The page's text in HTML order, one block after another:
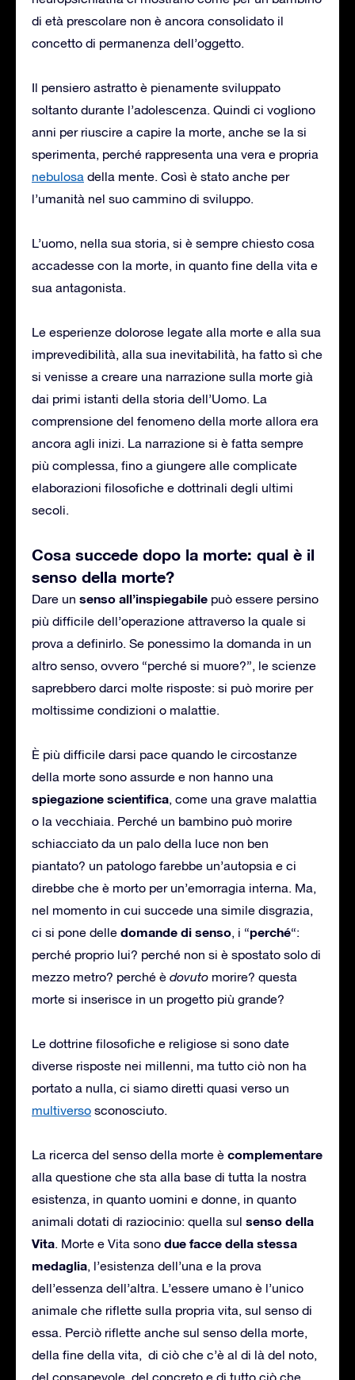
di età prescolare non è ancora consolidato il
concetto di permanenza dell’oggetto.
Il pensiero astratto è pienamente sviluppato
soltanto durante l’adolescenza. Quindi ci vogliono
anni per riuscire a capire la morte, anche se la si
sperimenta, perché rappresenta una vera e propria
nebulosa della mente. Così è stato anche per
l’umanità nel suo cammino di sviluppo.
L’uomo, nella sua storia, si è sempre chiesto cosa
accadesse con la morte, in quanto fine della vita e
sua antagonista.
Le esperienze dolorose legate alla morte e alla sua
imprevedibilità, alla sua inevitabilità, ha fatto sì che
si venisse a creare una narrazione sulla morte già
dai primi istanti della storia dell’Uomo. La
comprensione del fenomeno della morte allora era
ancora agli inizi. La narrazione si è fatta sempre
più complessa, fino a giungere alle complicate
elaborazioni filosofiche e dottrinali degli ultimi
secoli.
Cosa succede dopo la morte: qual è il
senso della morte?
Dare un senso all’inspiegabile può essere persino
più difficile dell’operazione attraverso la quale si
prova a definirlo. Se ponessimo la domanda in un
altro senso, ovvero “perché si muore?”, le scienze
saprebbero darci molte risposte: si può morire per
moltissime condizioni o malattie.
È più difficile darsi pace quando le circostanze
della morte sono assurde e non hanno una
spiegazione scientifica, come una grave malattia
o la vecchiaia. Perché un bambino può morire
schiacciato da un palo della luce non ben
piantato? un patologo farebbe un’autopsia e ci
direbbe che è morto per un’emorragia interna. Ma,
nel momento in cui succede una simile disgrazia,
ci si pone delle domande di senso, i “perché“:
perché proprio lui? perché non si è spostato solo di
mezzo metro? perché è dovuto morire? questa
morte si inserisce in un progetto più grande?
Le dottrine filosofiche e religiose si sono date
diverse risposte nei millenni, ma tutto ciò non ha
portato a nulla, ci siamo diretti quasi verso un
multiverso sconosciuto.
La ricerca del senso della morte è complementare
alla questione che sta alla base di tutta la nostra
esistenza, in quanto uomini e donne, in quanto
animali dotati di raziocinio: quella sul senso della
Vita. Morte e Vita sono due facce della stessa
medaglia, l’esistenza dell’una e la prova
dell’essenza dell’altra. L’essere umano è l’unico
animale che riflette sulla propria vita, sul senso di
essa. Perciò riflette anche sul senso della morte,
della fine della vita, di ciò che c’è al di là del noto,
del consapevole, del concreto e di tutto ciò che